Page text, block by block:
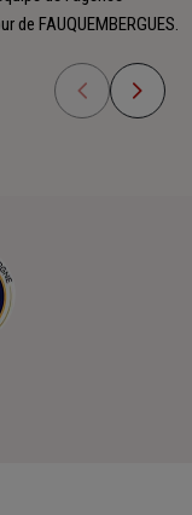
de FAUQUEMBERGUES.